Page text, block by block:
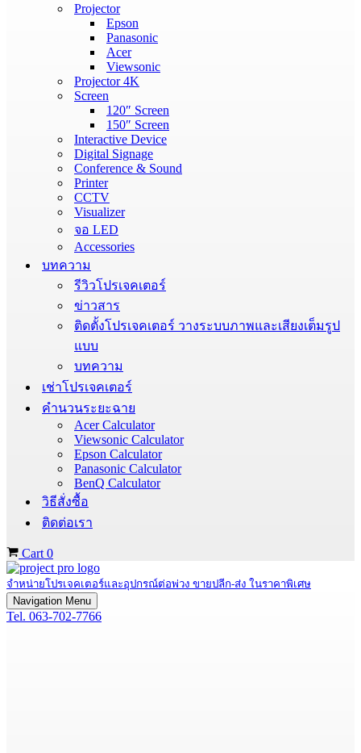
Projector
Epson
Panasonic
Acer
Viewsonic
Projector 4K
Screen
120″ Screen
150″ Screen
Interactive Device
Digital Signage
Conference & Sound
Printer
CCTV
Visualizer
จอ LED
Accessories
บทความ
รีวิวโปรเจคเตอร์
ข่าวสาร
ติดตั้งโปรเจคเตอร์ วางระบบภาพและเสียงเต็มรูป
แบบ
บทความ
เช่าโปรเจคเตอร์
คำนวนระยะฉาย
Acer Calculator
Viewsonic Calculator
Epson Calculator
Panasonic Calculator
BenQ Calculator
วิธีสั่งซื้อ
ติดต่อเรา
Cart 0
จำหน่ายโปรเจคเตอร์และอุปกรณ์ต่อพ่วง ขายปลีก-ส่ง ในราคาพิเศษ
Navigation Menu
Tel. 063-702-7766